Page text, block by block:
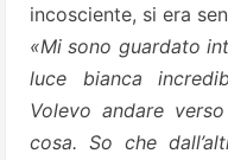
incosciente, si era
«Mi sono guardato
luce bianca
Volevo andare
cosa. So che